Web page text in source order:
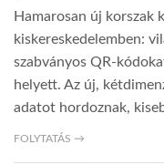
GLOBOTV BP
HÍR3D
Hamarosan új korszak
kiskereskedelemben:
szabványos QR-
helyett. Az új,
adatot hordoznak,
FOLYTATÁS →